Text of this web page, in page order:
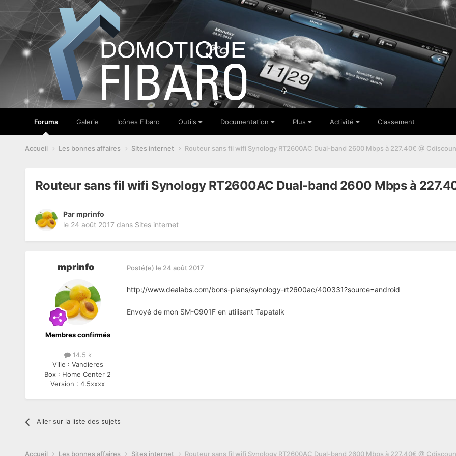
Forums Galerie Icônes Fibaro Outils Documentation Plus Activité Classement
Accueil Les bonnes affaires Sites internet Routeur sans fil wifi Synology RT2600AC Dual-band 2600 Mbps à 227.40€ @
Routeur sans fil wifi Synology RT2600AC Dual-band 2600 Mbps à
Parmprinfo
le 24 août 2017 dans Sites internet
mprinfo
Membres confirmés
14.5 k
Ville : Vandieres
Box : Home Center 2
Version :4.5xxxx
Posté(e) le 24 août 2017
http://www.dealabs.com/bons-plans/synology-rt2600ac/400331?source=android
Envoyé de mon SM-G901F en utilisant Tapatalk
Aller sur la liste des sujets
Accueil Les bonnes affaires Sites internet Routeur sans fil wifi Synology RT2600AC Dual-band 2600 Mbps à 227.40€ @